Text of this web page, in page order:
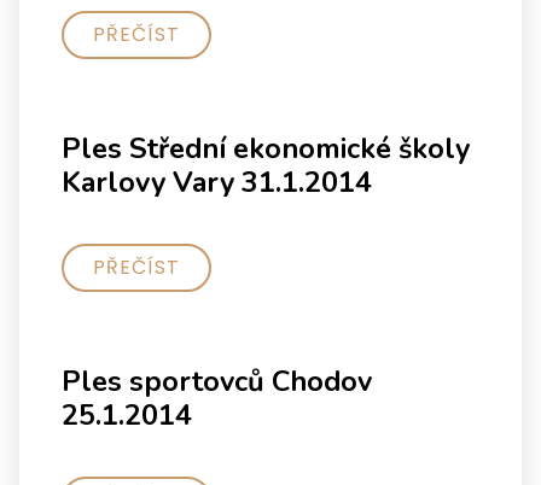
PŘEČÍST
Ples Střední ekonomické školy
Karlovy Vary 31.1.2014
PŘEČÍST
Ples sportovců Chodov
25.1.2014